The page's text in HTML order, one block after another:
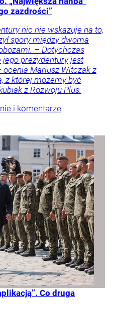
zazdrości”
nic nie wskazuje na to,
spory między dwoma
– Dotychczas
prezydentury jest
ocenia Mariusz Witczak z
z której możemy być
z Rozwoju Plus.
i komentarze
Co druga